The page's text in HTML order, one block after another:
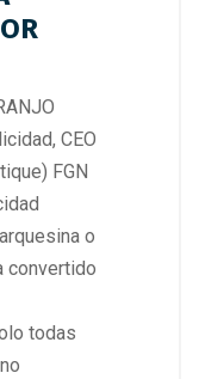
CEO
FGN
o
convertido
todas